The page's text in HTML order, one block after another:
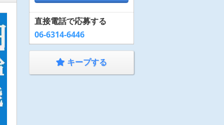
直接電話で応募する
06-6314-6446
キープする